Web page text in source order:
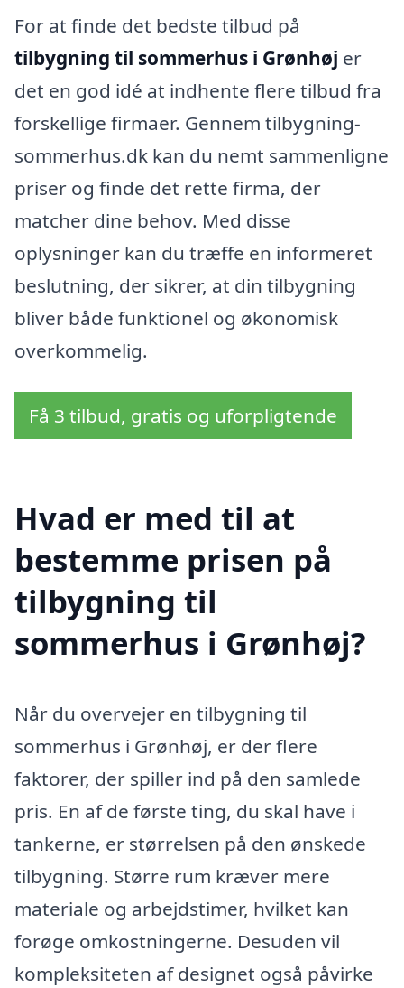
For at finde det bedste tilbud på
tilbygning til sommerhus i Grønhøj er
det en god idé at indhente flere tilbud fra
forskellige firmaer. Gennem tilbygning-
sommerhus.dk kan du nemt sammenligne
priser og finde det rette firma, der
matcher dine behov. Med disse
oplysninger kan du træffe en informeret
beslutning, der sikrer, at din tilbygning
bliver både funktionel og økonomisk
overkommelig.
Få 3 tilbud, gratis og uforpligtende
Hvad er med til at
bestemme prisen på
tilbygning til
sommerhus i Grønhøj?
Når du overvejer en tilbygning til
sommerhus i Grønhøj, er der flere
faktorer, der spiller ind på den samlede
pris. En af de første ting, du skal have i
tankerne, er størrelsen på den ønskede
tilbygning. Større rum kræver mere
materiale og arbejdstimer, hvilket kan
forøge omkostningerne. Desuden vil
kompleksiteten af designet også påvirke